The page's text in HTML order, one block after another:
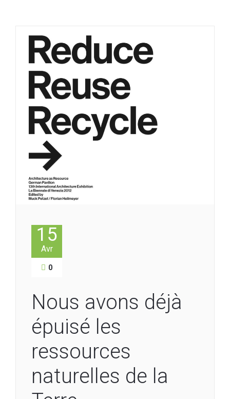
15
Avr
0
Nous avons déjà
épuisé les
ressources
naturelles de la